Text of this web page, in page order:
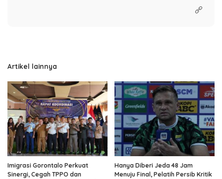
Artikel lainnya
Imigrasi Gorontalo Perkuat
Sinergi, Cegah TPPO dan
Hanya Diberi Jeda 48 Jam
Menuju Final, Pelatih Persib Kritik